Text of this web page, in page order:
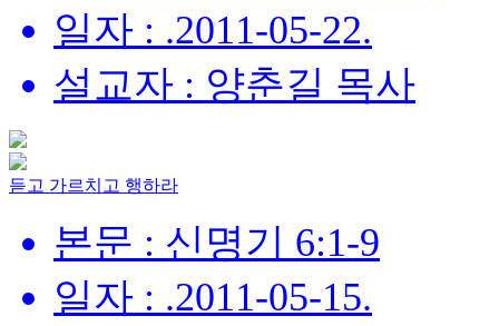
일자 : .2011-05-22.
설교자 : 양춘길 목사
듣고 가르치고 행하라
본문 : 신명기 6:1-9
일자 : .2011-05-15.